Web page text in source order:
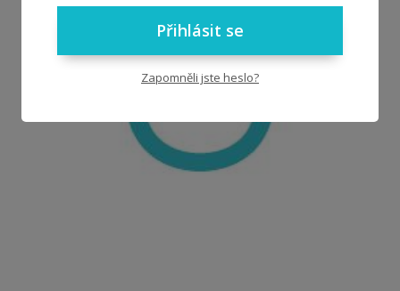
Přihlásit se
Zapomněli jste heslo?